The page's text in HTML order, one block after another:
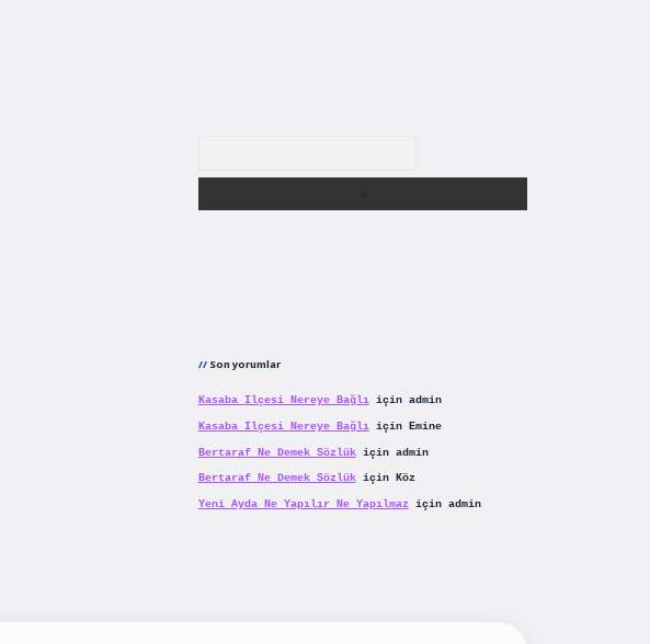
Son yorumlar
Kasaba Ilçesi Nereye Bağlıiçin admin
Kasaba Ilçesi Nereye Bağlıiçin Emine
Bertaraf Ne Demek Sözlükiçin admin
Bertaraf Ne Demek Sözlükiçin Köz
Yeni Ayda Ne Yapılır Ne Yapılmaziçin admin